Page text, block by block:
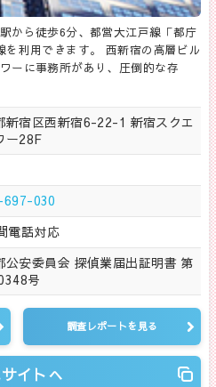
から徒歩6分、都営大江戸線「都庁
利用できます。 西新宿の高層ビル
ーに事務所があり、圧倒的な存
新宿区西新宿6-22-1 新宿スクエ
ー28F
030
電話対応
公安委員会 探偵業届出証明書 第
号
調査レポートを見る
イトへ